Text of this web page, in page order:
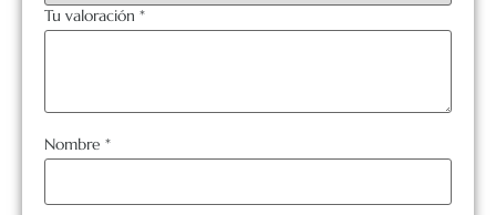
Tu valoración *
Nombre *